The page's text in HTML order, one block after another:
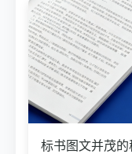
标书图文并茂